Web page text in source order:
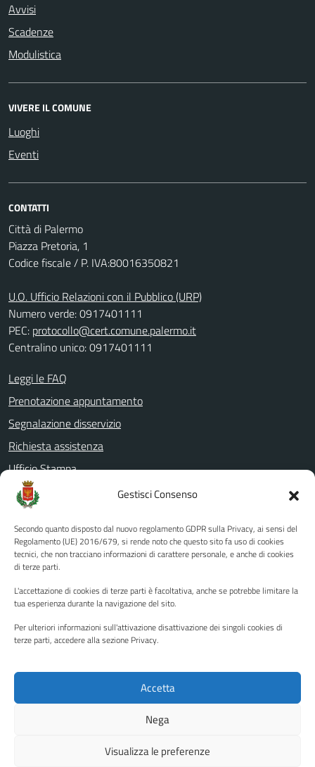
Gestisci Consenso
Secondo quanto disposto dal nuovo regolamento GDPR sulla Privacy, ai sensi del
Regolamento (UE) 2016/679, si rende noto che questo sito fa uso di cookies
tecnici, che non tracciano informazioni di carattere personale, e anche di cookies
di terze parti.
L'accettazione di cookies di terze parti è facoltativa, anche se potrebbe limitare la
tua esperienza durante la navigazione del sito.
Per ulteriori informazioni sull'attivazione disattivazione dei singoli cookies di
terze parti, accedere alla sezione Privacy.
Accetta
Nega
Visualizza le preferenze
Avvisi
Scadenze
Modulistica
VIVERE IL COMUNE
Luoghi
Eventi
CONTATTI
Città di Palermo
Piazza Pretoria, 1
Codice fiscale / P. IVA:80016350821
U.O. Ufficio Relazioni con il Pubblico (URP)
Numero verde: 0917401111
PEC: protocollo@cert.comune.palermo.it
Centralino unico: 0917401111
Leggi le FAQ
Prenotazione appuntamento
Segnalazione disservizio
Richiesta assistenza
Ufficio Stampa
Amministrazione Trasparente
Albo pretorio
Informativa privacy
Note legali
Piano di miglioramento del sito
Instagram